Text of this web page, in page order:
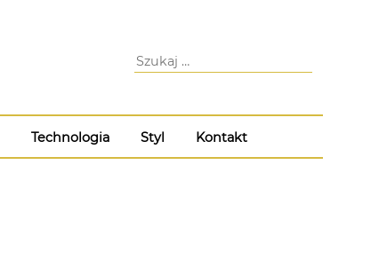
Technologia Styl Kontakt